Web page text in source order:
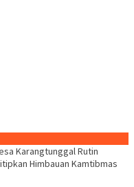
Karangtunggal Rutin
Himbauan Kamtibmas